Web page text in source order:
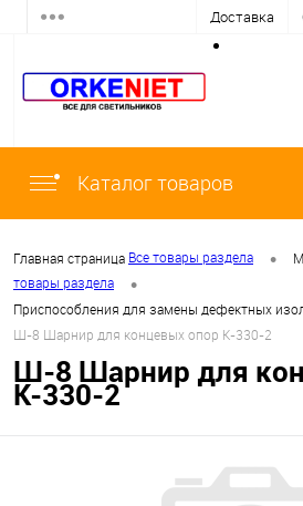
Доставка
Каталог товаров
Главная страница Все товары раздела •
товары раздела
•
Приспособления для замены дефектных
Ш-8 Шарнир для концевых опор К-330-2
Ш-8 Шарнир для
К-330-2